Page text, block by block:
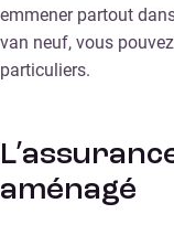
emmener partout
van neuf, vous
particuliers.
aménagé